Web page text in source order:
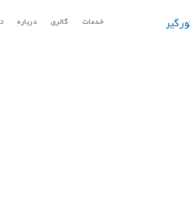
درباره گالری خدمات